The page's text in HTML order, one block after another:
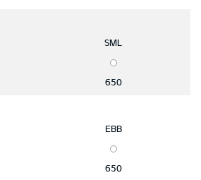
SML
650
EBB
650